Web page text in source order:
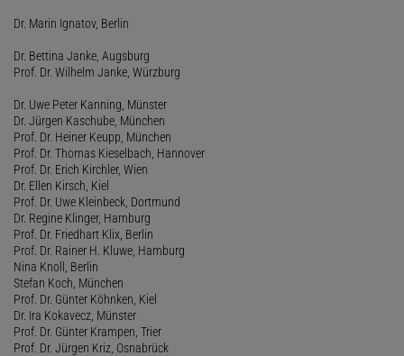
Dr. Marin Ignatov, Berlin
Dr. Bettina Janke, Augsburg
Prof. Dr. Wilhelm Janke, Würzburg
Dr. Uwe Peter Kanning, Münster
Dr. Jürgen Kaschube, München
Prof. Dr. Heiner Keupp, München
Prof. Dr. Thomas Kieselbach, Hannover
Prof. Dr. Erich Kirchler, Wien
Dr. Ellen Kirsch, Kiel
Prof. Dr. Uwe Kleinbeck, Dortmund
Dr. Regine Klinger, Hamburg
Prof. Dr. Friedhart Klix, Berlin
Prof. Dr. Rainer H. Kluwe, Hamburg
Nina Knoll, Berlin
Stefan Koch, München
Prof. Dr. Günter Köhnken, Kiel
Dr. Ira Kokavecz, Münster
Prof. Dr. Günter Krampen, Trier
Prof. Dr. Jürgen Kriz, Osnabrück